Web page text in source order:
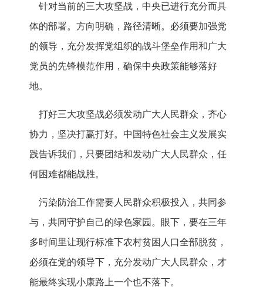
针对当前的三大攻坚战，中央已进行充分而具
体的部署。方向明确，路径清晰。必须要加强党
的领导，充分发挥党组织的战斗堡垒作用和广大
党员的先锋模范作用，确保中央政策能够落好
地。
打好三大攻坚战必须发动广大人民群众，齐心
协力，坚决打赢打好。中国特色社会主义发展实
践告诉我们，只要团结和发动广大人民群众，任
何困难都能战胜。
污染防治工作需要人民群众积极投入，共同参
与，共同守护自己的绿色家园。眼下，要在三年
多时间里让现行标准下农村贫困人口全部脱贫，
必须在党的领导下，充分发动广大人民群众，才
能最终实现小康路上一个也不落下。